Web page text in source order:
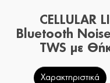
CELLULAR
Bluetooth
TWS με
Χαρακτηριστικά